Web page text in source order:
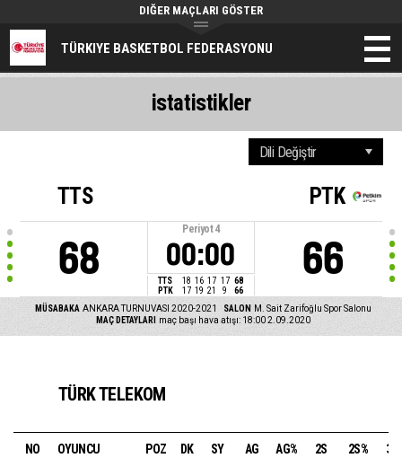
TÜRKIYE BASKETBOL FEDERASYONU
DIĞER MAÇLARI GÖSTER
TTS
68
Periyot 4
00:00
TTS 18 16 17 17 68
PTK
17 19 21 9 66
PTK
66
MÜSABAKA ANKARA TURNUVASI 2020-2021 SALON
M. Sait Zarifoğlu Spor Salonu
MAÇ DETAYLARI
maç başı hava atışı: 18:00 2.09.2020
istatistikler
TÜRK TELEKOM
NO OYUNCU POZ DK SY AG AG% 2S 2S% 3S